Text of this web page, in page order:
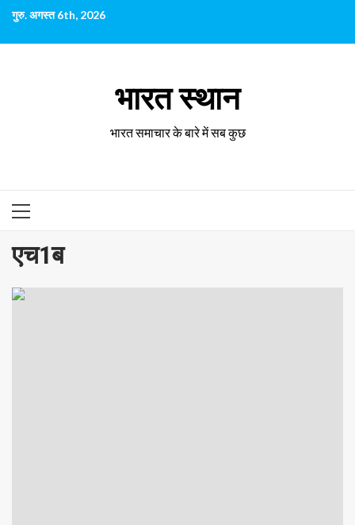
छोड़कर
सामग्री
पर
गुरु. अगस्त 6th, 2026
भारत स्थान
भारत समाचार के बारे में सब कुछ
प्राथमिक
एच1ब